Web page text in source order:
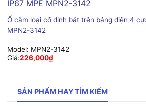
Ổ cắm loại cố định bắt trên bảng điện 4
MPN2-3142
Model: MPN2-3142
Giá:226,000₫
SẢN PHẨM HAY TÌM KIẾM